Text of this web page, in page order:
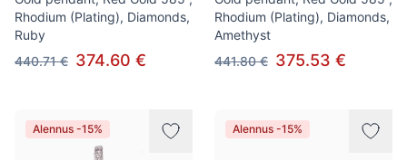
Rhodium (Plating), Diamonds,
Ruby
440.71 € 374.60 €
Rhodium (Plating), Diamonds,
Amethyst
441.80 € 375.53 €
Alennus -15% Alennus -15%